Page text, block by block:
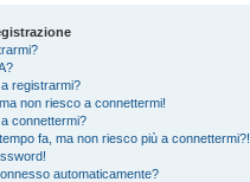
registrarmi?
non riesco a connettermi!
connettermi?
fa, ma non riesco più a connettermi?!
automaticamente?